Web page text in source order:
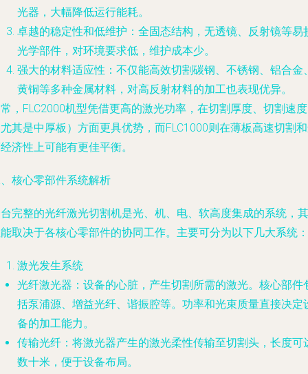
光器，大幅降低运行能耗。
卓越的稳定性和低维护 ：全固态结构，无透镜、反射镜等易
光学部件，对环境要求低，维护成本少。
强大的材料适应性 ：不仅能高效切割碳钢、不锈钢、铝合金
黄铜等多种金属材料，对高反射材料的加工也表现优异。
，FLC2000机型凭借更高的激光功率，在切割厚度、切割速度
其是中厚板）方面更具优势，而FLC1000则在薄板高速切割
济性上可能有更佳平衡。
核心零部件系统解析
完整的光纤激光切割机是光、机、电、软高度集成的系统，其
取决于各核心零部件的协同工作。主要可分为以下几大系统：
激光发生系统
光纤激光器 ：设备的心脏，产生切割所需的激光。核心部件
括泵浦源、增益光纤、谐振腔等。功率和光束质量直接决定
备的加工能力。
传输光纤 ：将激光器产生的激光柔性传输至切割头，长度可
数十米，便于设备布局。